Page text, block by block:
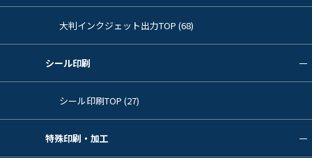
大判インクジェット出力TOP (68)
シール印刷
シール印刷TOP (27)
特殊印刷・加工